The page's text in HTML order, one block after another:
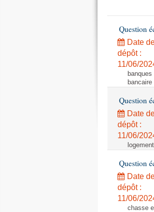
Question
Date
dépôt :
11/06/
bancaire
Question
Date
dépôt :
11/06/
Question
Date
dépôt :
11/06/
chasse